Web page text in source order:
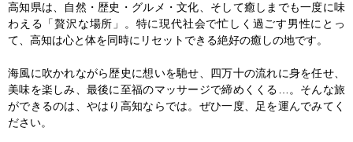
高知県は、自然・歴史・グルメ・文化、そして癒しまでも一度に味
わえる「贅沢な場所」。特に現代社会で忙しく過ごす男性にとっ
て、高知は心と体を同時にリセットできる絶好の癒しの地です。
海風に吹かれながら歴史に想いを馳せ、四万十の流れに身を任せ、
美味を楽しみ、最後に至福のマッサージで締めくくる…。そんな旅
ができるのは、やはり高知ならでは。ぜひ一度、足を運んでみてく
ださい。